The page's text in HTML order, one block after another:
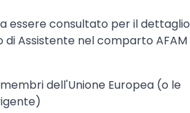
essere consultato per il dettaglio
Assistente nel comparto AFAM
dell'Unione Europea (o le